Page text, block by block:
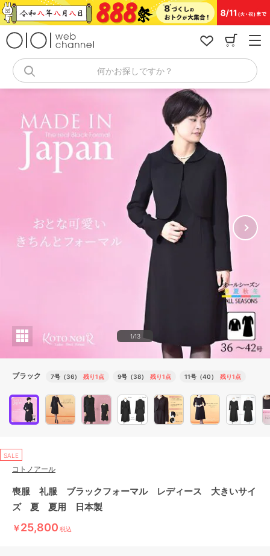
コ
ン
キ
何かお探しですか？
1/13
ブラック 7号（36） 残り1点 9号（38） 残り1点 11号（40） 残り1点
SALE
コトノアール
喪服 礼服 ブラックフォーマル レディース 大きいサイ
ズ 夏 夏用 日本製
￥25,800 税込